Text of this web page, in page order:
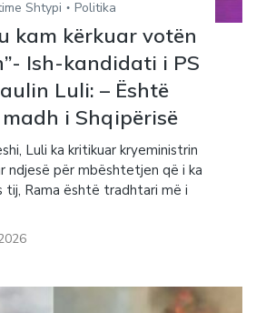
Shtypi Politika
kam kërkuar votën
Ish-kandidati i PS
Luli: – Është
i Shqipërisë
Luli ka kritikuar kryeministrin
ndjesë për mbështetjen që i ka
tij, Rama është tradhtari më i